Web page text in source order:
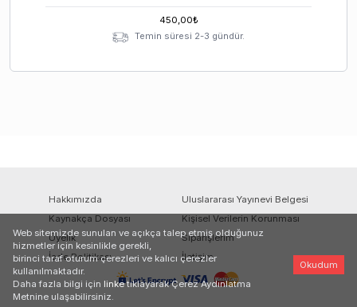
450,00₺
Temin süresi 2-3 gündür.
Hakkımızda
Uluslararası Yayınevi Belgesi
Kaynakça Dosyası
Kişisel Verilerin Korunması
Üyelik
Siparişlerim
İade Politikası
İletişim
Web sitemizde sunulan ve açıkça talep etmiş olduğunuz
hizmetler için kesinlikle gerekli,
birinci taraf oturum çerezleri ve kalıcı çerezler
kullanılmaktadır.
Daha fazla bilgi için linke tıklayarak Çerez Aydınlatma
Metnine ulaşabilirsiniz.
Okudum